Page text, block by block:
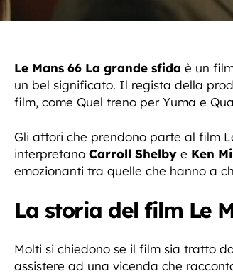
Le Mans 66 La grande sfida è un
un bel significato. Il regista della
film, come Quel treno per Yuma e
Gli attori che prendono parte al film
interpretano Carroll Shelby e Ken
emozionanti tra quelle che hanno a
La storia del film Le
Molti si chiedono se il film sia tratto
assistere ad una vicenda che